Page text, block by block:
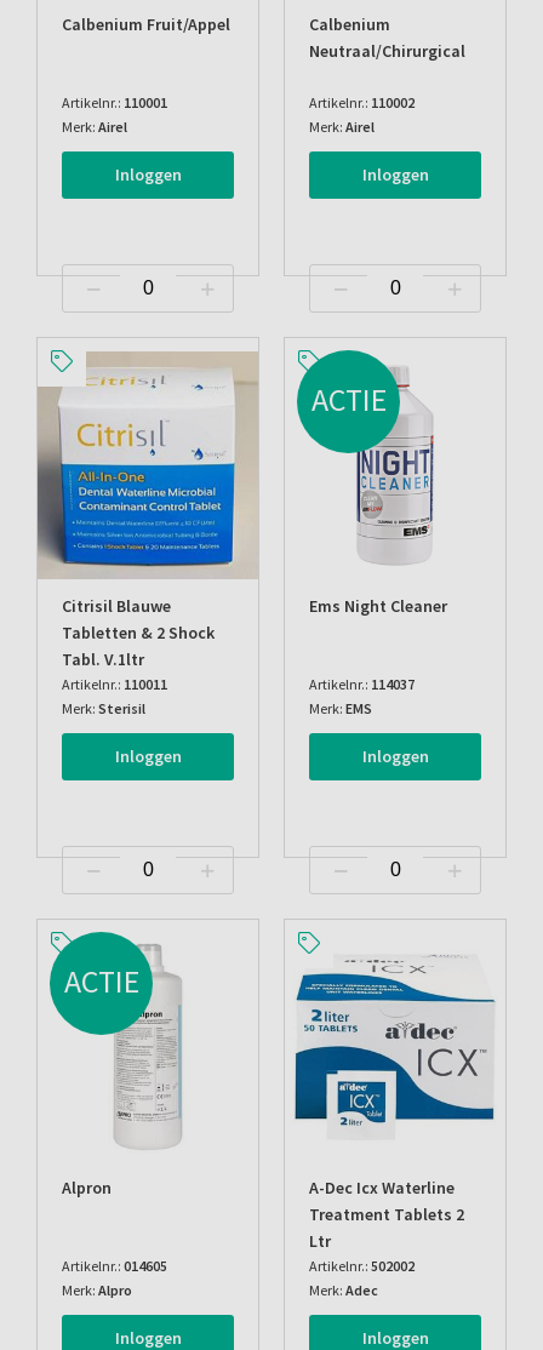
Calbenium Fruit/appel
Artikelnr.: 110001
Merk: Airel
Inloggen
Calbenium
Neutraal/chirurgical
Artikelnr.: 110002
Merk: Airel
Inloggen
Citrisil Blauwe
Tabletten & 2 Shock
Tabl. V.1ltr
Artikelnr.: 110011
Merk: Sterisil
Inloggen
ACTIE
Ems Night Cleaner
Artikelnr.: 114037
Merk: EMS
Inloggen
ACTIE
Alpron
Artikelnr.: 014605
Merk: Alpro
Inloggen
A-Dec Icx Waterline
Treatment Tablets 2
Ltr
Artikelnr.: 502002
Merk: Adec
Inloggen